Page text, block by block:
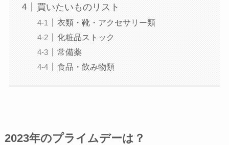
買いたいものリスト
衣類・靴・アクセサリー類
化粧品ストック
常備薬
食品・飲み物類
2023年のプライムデーは？